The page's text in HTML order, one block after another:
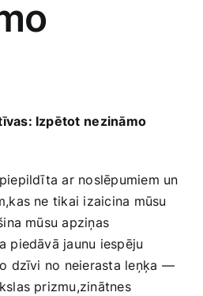
Izpētot⁤ nezināmo
‍ar noslēpumiem‍ un
ne​ tikai ‍izaicina mūsu
mūsu apziņas
piedāvā‌ jaunu iespēju⁢
dzīvi no neierasta leņķa —
prizmu,zinātnes​